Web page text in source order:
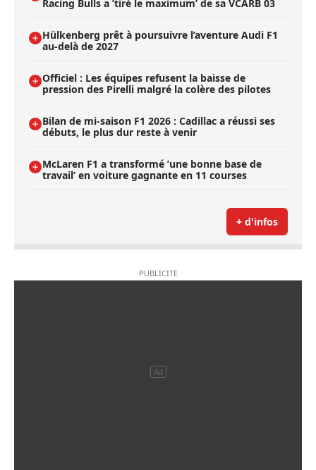
Racing Bulls a ’tiré le maximum’ de sa VCARB 03
Hülkenberg prêt à poursuivre l’aventure Audi F1
au-delà de 2027
Officiel : Les équipes refusent la baisse de
pression des Pirelli malgré la colère des pilotes
Bilan de mi-saison F1 2026 : Cadillac a réussi ses
débuts, le plus dur reste à venir
McLaren F1 a transformé ’une bonne base de
travail’ en voiture gagnante en 11 courses
+ d'infos